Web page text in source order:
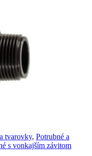
tvarovky, Potrubné a
s vonkajším závitom